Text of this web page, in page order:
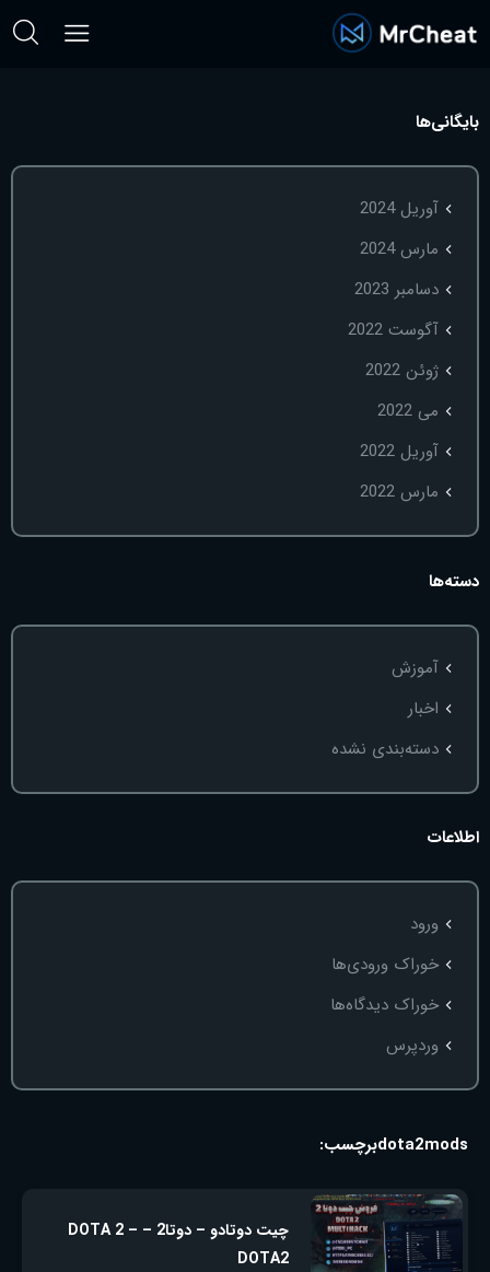
بایگانی‌ها
آوریل 2024
مارس 2024
دسامبر 2023
آگوست 2022
ژوئن 2022
می 2022
آوریل 2022
مارس 2022
دسته‌ها
آموزش
اخبار
دسته‌بندی نشده
اطلاعات
ورود
خوراک ورودی‌ها
خوراک دیدگاه‌ها
وردپرس
برچسب:dota2mods
چیت دوتادو – دوتا2 – DOTA 2 –
DOTA2